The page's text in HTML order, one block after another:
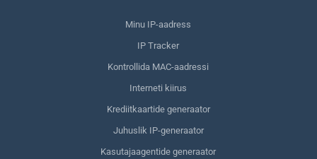
Minu IP-aadress
IP Tracker
Kontrollida MAC-aadressi
Interneti kiirus
Krediitkaartide generaator
Juhuslik IP-generaator
Kasutajaagentide generaator